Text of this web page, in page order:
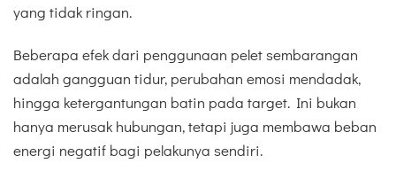
yang tidak ringan.
Beberapa efek dari penggunaan pelet sembarangan
adalah gangguan tidur, perubahan emosi mendadak,
hingga ketergantungan batin pada target. Ini bukan
hanya merusak hubungan, tetapi juga membawa beban
energi negatif bagi pelakunya sendiri.